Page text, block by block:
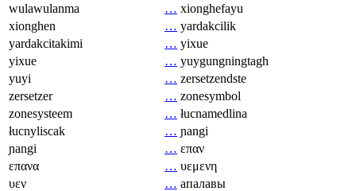
wulawulanma
… xionghefayu
xionghen
… yardakcilik
yardakcitakimi
… yixue
yixue
… yuygungningtagh
yuyi
… zersetzendste
zersetzer
… zonesymbol
zonesysteem
… łucnamedlina
łucnyliscak
… ɲangi
ɲangi
… επαν
επανα
… υεμενη
υεν
… апалавы